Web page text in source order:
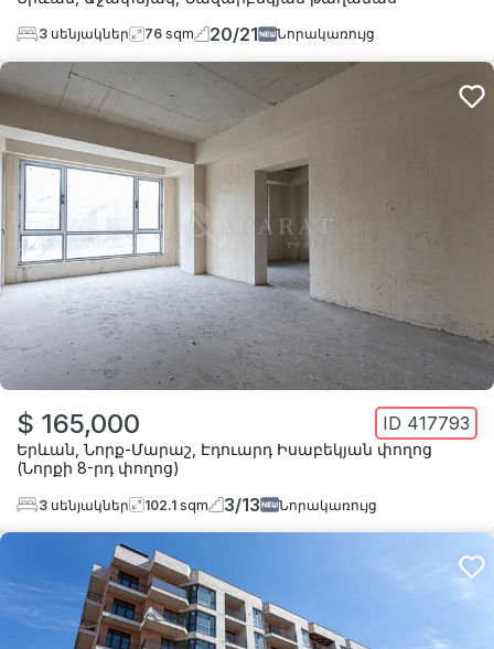
3 սենյակներ 76 sqm 20/21 Նորակառույց
$ 165,000 ID 417793
Երևան Նորք-Մարաշ Էդուարդ Իսաբեկյան փողոց
(Նորքի 8-րդ փողոց)
3 սենյակներ 102.1 sqm 3/13 Նորակառույց